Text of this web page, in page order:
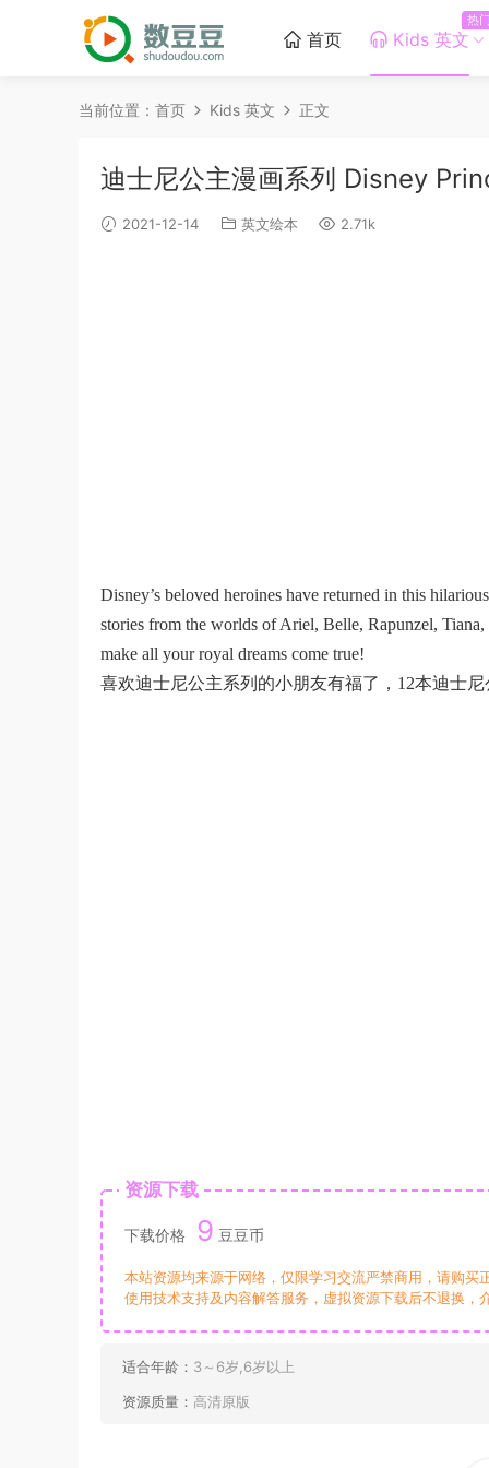
首页 Kids 英文
热
当前位置： 首页 Kids 英文 正文
迪士尼公主漫画系列 Disney
2021-12-14 英文绘本 2.71k
Disney’s beloved heroines have returned in this
stories from the worlds of Ariel, Belle, Rapunzel,
make all your royal dreams come true!
喜欢迪士尼公主系列的小朋友有福了，12本迪士
资源下载
下载价格 9 豆豆币
本站资源均来源于网络，仅限学习交流严禁商用，请购
使用技术支持及内容解答服务，虚拟资源下载后不退换，
适合年龄： 3～6岁,6岁以上
资源质量： 高清原版